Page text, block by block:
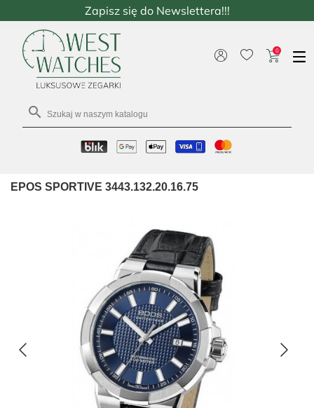

0
Zapisz się do Newslettera!!!
EPOS SPORTIVE 3443.132.20.16.75